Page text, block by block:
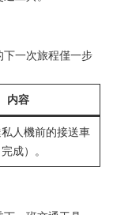
下一次旅程僅一步
内容
人機前的接送車
完成）。